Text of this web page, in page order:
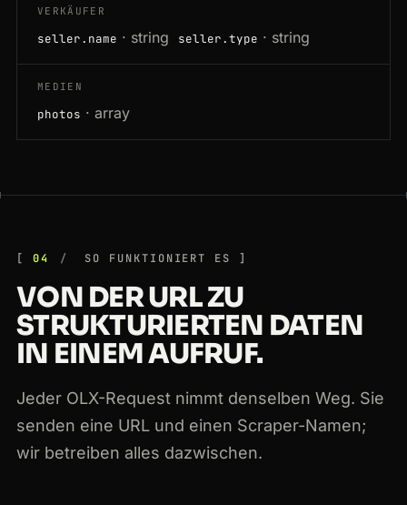
VERKÄUFER
seller.name · string seller.type · string
MEDIEN
photos · array
04 SO FUNKTIONIERT ES
VON DER URL ZU
STRUKTURIERTEN DATEN
IN EINEM AUFRUF.
Jeder OLX-Request nimmt denselben Weg. Sie
senden eine URL und einen Scraper-Namen;
wir betreiben alles dazwischen.